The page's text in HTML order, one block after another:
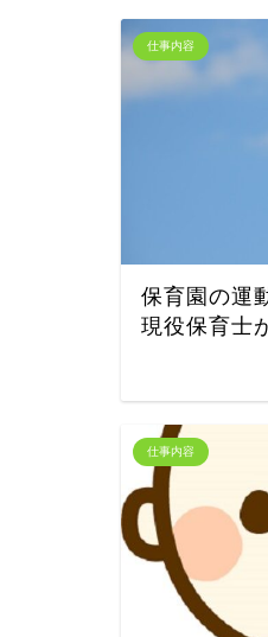
仕事内容
保育園の運
現役保育士
仕事内容